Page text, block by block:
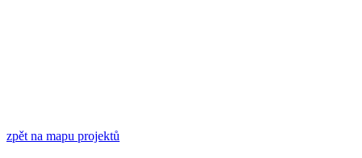
zpět na mapu projektů